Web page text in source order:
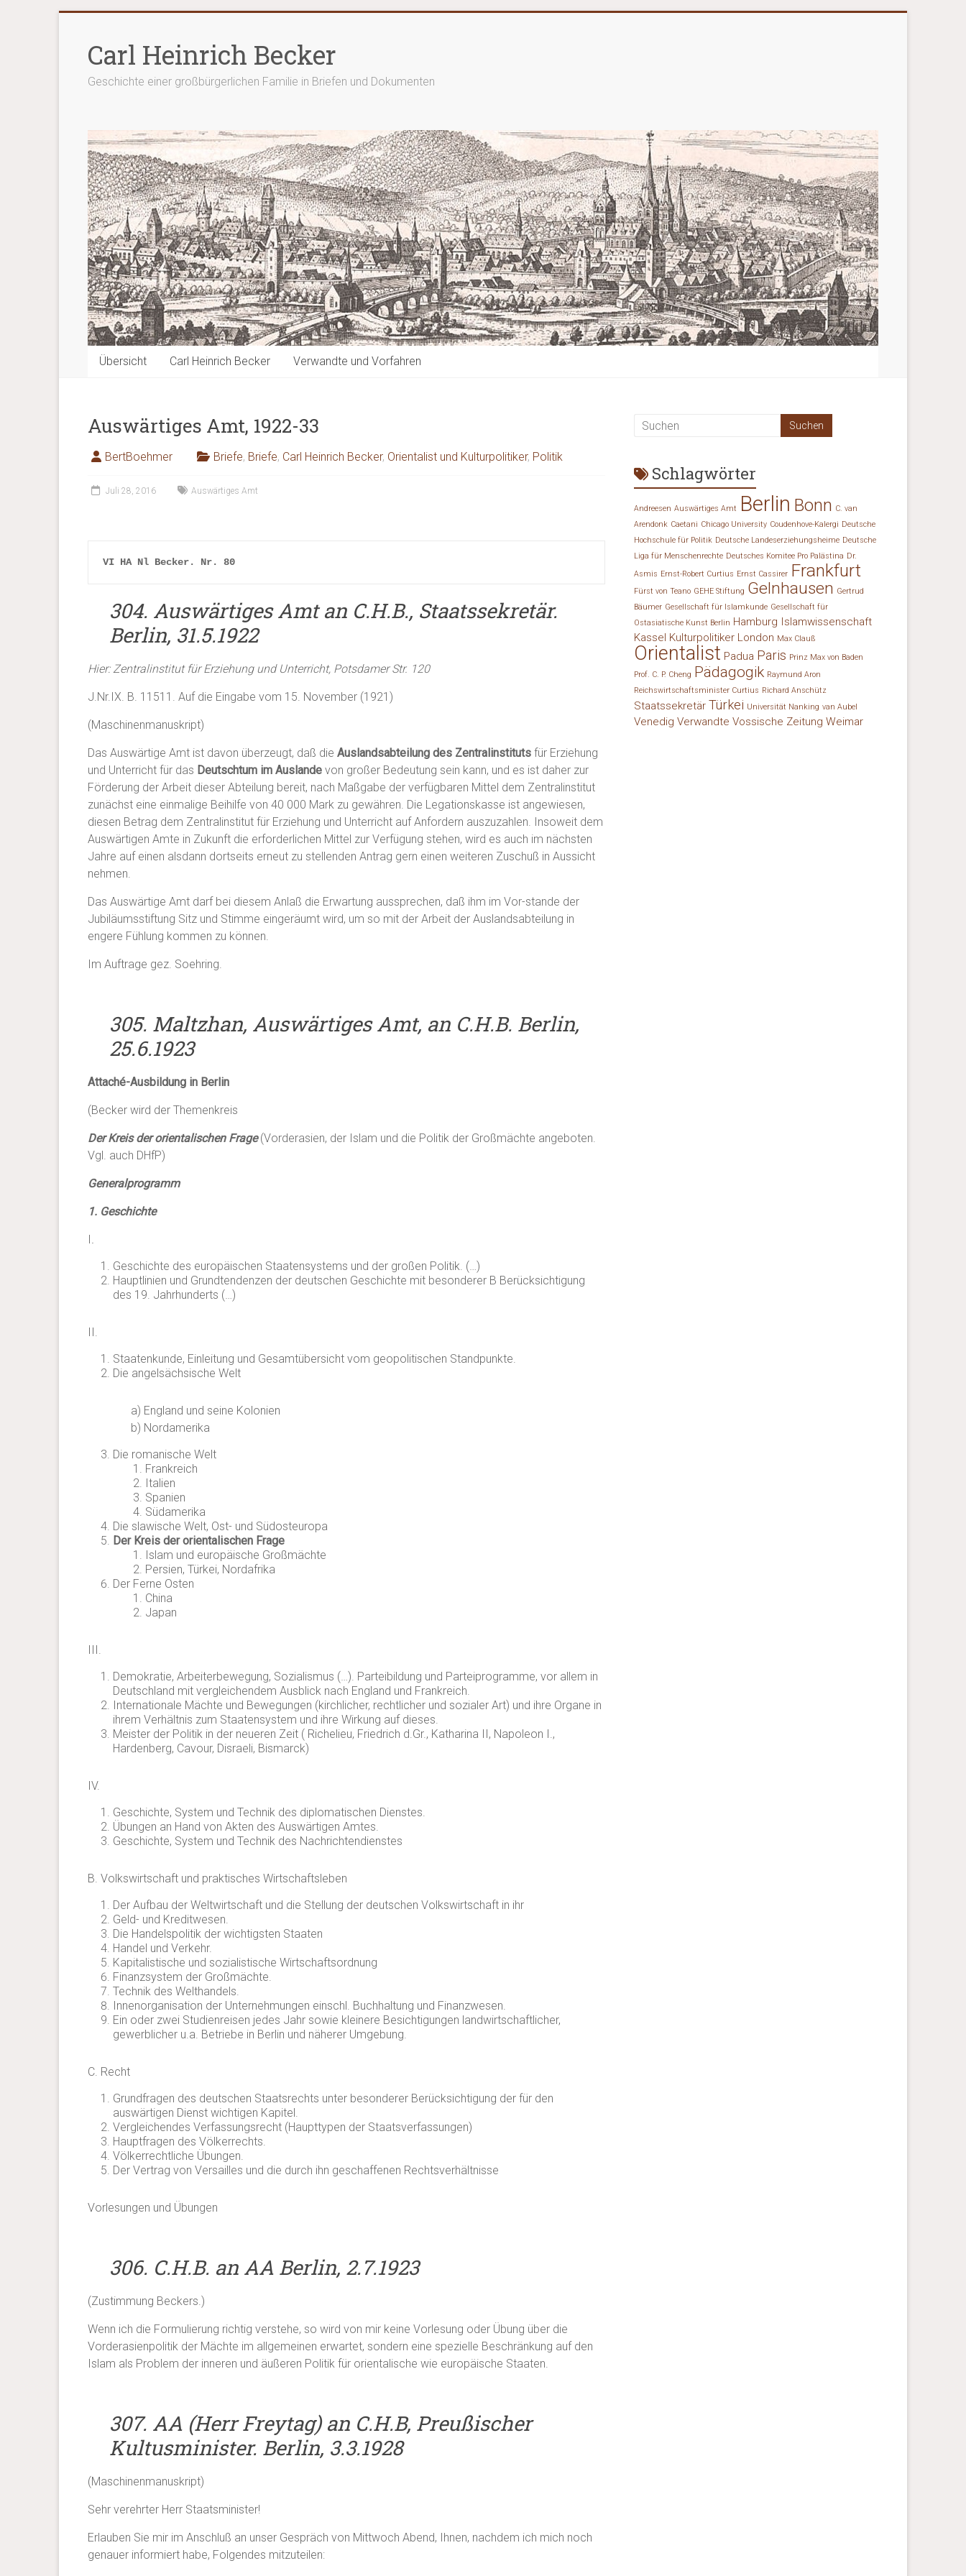
springenCarl Heinrich Becker
Geschichte einer großbürgerlichen Familie in Briefen und Dokumenten
Übersicht Carl Heinrich Becker Verwandte und Vorfahren
Auswärtiges Amt, 1922-33
BertBoehmer Briefe, Briefe, Carl Heinrich Becker, Orientalist und Kulturpolitiker, Politik
Juli 28, 2016 Auswärtiges Amt
VI HA Nl Becker. Nr. 80
304. Auswärtiges Amt an C.H.B., Staatssekretär.
Berlin, 31.5.1922
Hier: Zentralinstitut für Erziehung und Unterricht, Potsdamer Str. 120
J.Nr.IX. B. 11511. Auf die Eingabe vom 15. November (1921)
(Maschinenmanuskript)
Das Auswärtige Amt ist davon überzeugt, daß die Auslandsabteilung des Zentralinstituts für Erziehung
und Unterricht für das Deutschtum im Auslande von großer Bedeutung sein kann, und es ist daher zur
Förderung der Arbeit dieser Abteilung bereit, nach Maßgabe der verfügbaren Mittel dem Zentralinstitut
zunächst eine einmalige Beihilfe von 40 000 Mark zu gewähren. Die Legationskasse ist angewiesen,
diesen Betrag dem Zentralinstitut für Erziehung und Unterricht auf Anfordern auszuzahlen. Insoweit dem
Auswärtigen Amte in Zukunft die erforderlichen Mittel zur Verfügung stehen, wird es auch im nächsten
Jahre auf einen alsdann dortseits erneut zu stellenden Antrag gern einen weiteren Zuschuß in Aussicht
nehmen.
Das Auswärtige Amt darf bei diesem Anlaß die Erwartung aussprechen, daß ihm im Vor-stande der
Jubiläumsstiftung Sitz und Stimme eingeräumt wird, um so mit der Arbeit der Auslandsabteilung in
engere Fühlung kommen zu können.
Im Auftrage gez. Soehring.
305. Maltzhan, Auswärtiges Amt, an C.H.B. Berlin,
25.6.1923
Attaché-Ausbildung in Berlin
(Becker wird der Themenkreis
Der Kreis der orientalischen Frage(Vorderasien, der Islam und die Politik der Großmächte angeboten.
Vgl. auch DHfP)
Generalprogramm
1. Geschichte
I.
Geschichte des europäischen Staatensystems und der großen Politik. (…)
Hauptlinien und Grundtendenzen der deutschen Geschichte mit besonderer B Berücksichtigung
des 19. Jahrhunderts (…)
II.
Staatenkunde, Einleitung und Gesamtübersicht vom geopolitischen Standpunkte.
Die angelsächsische Welt
a) England und seine Kolonien
b) Nordamerika
Die romanische Welt
Frankreich
Italien
Spanien
Südamerika
Die slawische Welt, Ost- und Südosteuropa
Der Kreis der orientalischen Frage
Islam und europäische Großmächte
Persien, Türkei, Nordafrika
Der Ferne Osten
China
Japan
III.
Demokratie, Arbeiterbewegung, Sozialismus (…). Parteibildung und Parteiprogramme, vor allem in
Deutschland mit vergleichendem Ausblick nach England und Frankreich.
Internationale Mächte und Bewegungen (kirchlicher, rechtlicher und sozialer Art) und ihre Organe in
ihrem Verhältnis zum Staatensystem und ihre Wirkung auf dieses.
Meister der Politik in der neueren Zeit ( Richelieu, Friedrich d.Gr., Katharina II, Napoleon I.,
Hardenberg, Cavour, Disraeli, Bismarck)
IV.
Geschichte, System und Technik des diplomatischen Dienstes.
Übungen an Hand von Akten des Auswärtigen Amtes.
Geschichte, System und Technik des Nachrichtendienstes
B. Volkswirtschaft und praktisches Wirtschaftsleben
Der Aufbau der Weltwirtschaft und die Stellung der deutschen Volkswirtschaft in ihr
Geld- und Kreditwesen.
Die Handelspolitik der wichtigsten Staaten
Handel und Verkehr.
Kapitalistische und sozialistische Wirtschaftsordnung
Finanzsystem der Großmächte.
Technik des Welthandels.
Innenorganisation der Unternehmungen einschl. Buchhaltung und Finanzwesen.
Ein oder zwei Studienreisen jedes Jahr sowie kleinere Besichtigungen landwirtschaftlicher,
gewerblicher u.a. Betriebe in Berlin und näherer Umgebung.
C. Recht
Grundfragen des deutschen Staatsrechts unter besonderer Berücksichtigung der für den
auswärtigen Dienst wichtigen Kapitel.
Vergleichendes Verfassungsrecht (Haupttypen der Staatsverfassungen)
Hauptfragen des Völkerrechts.
Völkerrechtliche Übungen.
Der Vertrag von Versailles und die durch ihn geschaffenen Rechtsverhältnisse
Vorlesungen und Übungen
306. C.H.B. an AA Berlin, 2.7.1923
(Zustimmung Beckers.)
Wenn ich die Formulierung richtig verstehe, so wird von mir keine Vorlesung oder Übung über die
Vorderasienpolitik der Mächte im allgemeinen erwartet, sondern eine spezielle Beschränkung auf den
Islam als Problem der inneren und äußeren Politik für orientalische wie europäische Staaten.
307. AA (Herr Freytag) an C.H.B, Preußischer
Kultusminister. Berlin, 3.3.1928
(Maschinenmanuskript)
Sehr verehrter Herr Staatsminister!
Erlauben Sie mir im Anschluß an unser Gespräch von Mittwoch Abend, Ihnen, nachdem ich mich noch
genauer informiert habe, Folgendes mitzuteilen:
Schlagwörter
Andreesen Auswärtiges Amt Berlin Bonn C. van
Arendonk Caetani Chicago University Coudenhove-Kalergi Deutsche
Hochschule für Politik Deutsche Landeserziehungsheime Deutsche
Liga für Menschenrechte Deutsches Komitee Pro Palästina Dr.
Asmis Ernst-Robert Curtius Ernst Cassirer Frankfurt
Fürst von Teano GEHE Stiftung Gelnhausen Gertrud
Bäumer Gesellschaft für Islamkunde Gesellschaft für
Ostasiatische Kunst Berlin Hamburg Islamwissenschaft
Kassel Kulturpolitiker London Max Clauß
Orientalist Padua Paris Prinz Max von Baden
Prof. C. P. Cheng Pädagogik Raymund Aron
Reichswirtschaftsminister Curtius Richard Anschütz
Staatssekretär Türkei Universität Nanking van Aubel
Venedig Verwandte Vossische Zeitung Weimar